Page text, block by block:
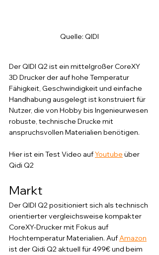
Quelle: QIDI
Der QIDI Q2 ist ein mittelgroßer CoreXY
3D Drucker der auf hohe Temperatur
Fähigkeit, Geschwindigkeit und einfache
Handhabung ausgelegt ist konstruiert für
Nutzer, die von Hobby bis Ingenieurwesen
robuste, technische Drucke mit
anspruchsvollen Materialien benötigen.
Hier ist ein Test Video auf Youtube über
Qidi Q2
Markt
Der QIDI Q2 positioniert sich als technisch
orientierter vergleichsweise kompakter
CoreXY-Drucker mit Fokus auf
Hochtemperatur Materialien. Auf Amazon
ist der Qidi Q2 aktuell für 499€ und beim